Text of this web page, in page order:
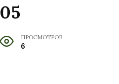
05
ПРОСМОТРОВ
6